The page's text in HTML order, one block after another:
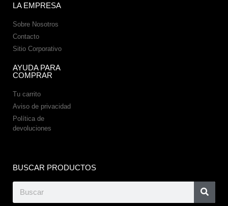
LA EMPRESA
Sobre Nosotros
Contacto
Sitio Corporativo
AYUDA PARA
COMPRAR
Tu carrito
Aviso de privacidad
Política de
devoluciones
BUSCAR PRODUCTOS